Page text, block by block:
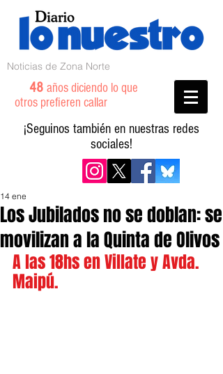
Noticias de Zona Norte
48 años diciendo lo que
otros prefieren callar
¡Seguinos también en nuestras redes
sociales!
Los Jubilados no se doblan: se
movilizan a la Quinta de Olivos
14 ene
A las 18hs en Villate y Avda.
Maipú.